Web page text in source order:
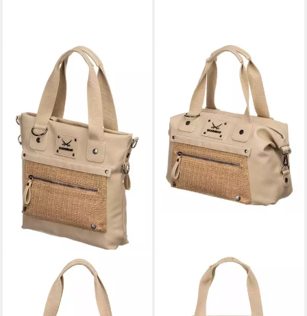
Handtasche Shopper
139,95 €
lieferbar - in 2-3 Werktagen bei dir
Handtasche Bowling Bag
139,95 €
lieferbar - in 2-3 Werktagen bei dir